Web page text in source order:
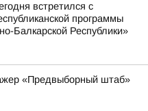
встретился с
программы
Балкарской Республики»
«Предвыборный штаб»